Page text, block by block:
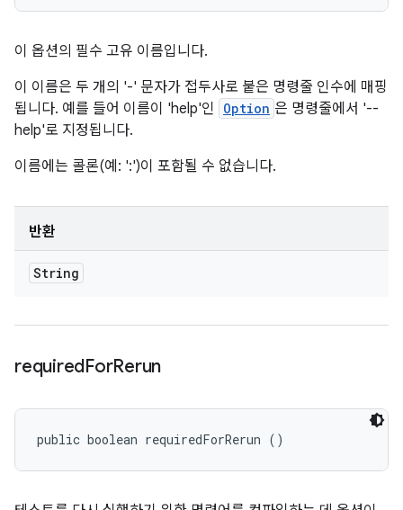
이 옵션의 필수 고유 이름입니다.
이 이름은 두 개의 '-' 문자가 접두사로 붙은 명령줄 인수에 매핑
됩니다. 예를 들어 이름이 'help'인
Option 은 명령줄에서 '--
help'로 지정됩니다.
이름에는 콜론(예: ':')이 포함될 수 없습니다.
반환
String
requiredForRerun
public boolean requiredForRerun ()